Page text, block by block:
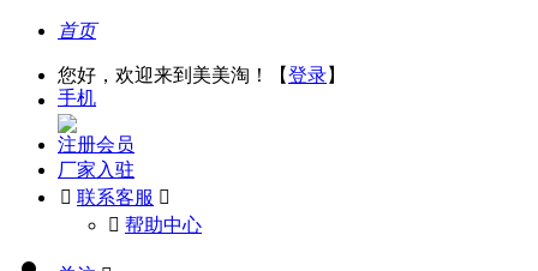
首页
您好，欢迎来到美美淘！【登录】
手机
注册会员
厂家入驻
 联系客服 
󰅃 帮助中心